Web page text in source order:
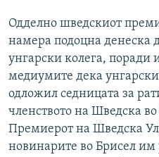
Одделно шведскиот
намера подоцна денеска
унгарски колега, поради
медиумите дека
одложил седницата за
членството на Шведска
Премиерот на Шведска
новинарите во Брисел им